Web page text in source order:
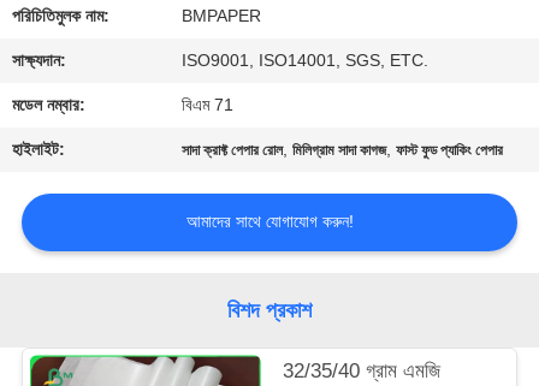
যোগাযোগ
করুন
খবর
কেস
পরিচিতিমুলক নাম: BMPAPER
সাক্ষ্যদান: ISO9001, ISO14001, SGS, ETC.
মডেল নম্বার: বিএম 71
হাইলাইট: সাদা ক্রাফ্ট পেপার রোল,মিলিগ্রাম সাদা কাগজ,ফাস্ট ফুড প্যাকিং পেপার
আমাদের সাথে যোগাযোগ করুন!
বিশদ প্রকাশ
32/35/40 গ্রাম এমজি